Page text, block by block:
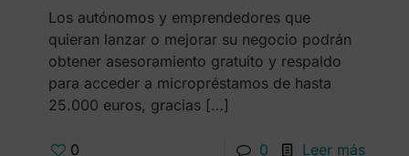
Los autónomos y emprendedores que
quieran lanzar o mejorar su negocio podrán
obtener asesoramiento gratuito y respaldo
para acceder a micropréstamos de hasta
25.000 euros, gracias […]
0 0 Leer más